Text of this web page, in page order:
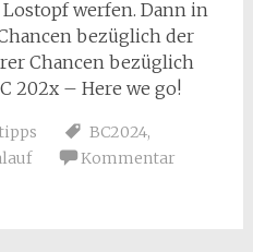
werfen. Dann in
bezüglich der
Chancen bezüglich
202x – Here we go!
BC2024,
Kommentar